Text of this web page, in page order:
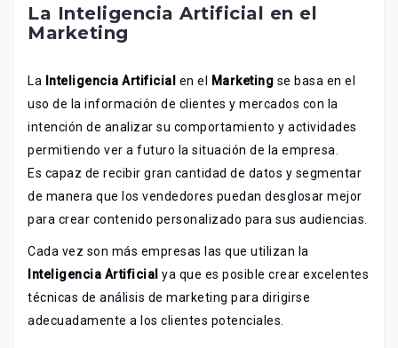
La Inteligencia Artificial en el
Marketing
La Inteligencia Artificial en el Marketing se basa en el
uso de la información de clientes y mercados con la
intención de analizar su comportamiento y actividades
permitiendo ver a futuro la situación de la empresa.
Es capaz de recibir gran cantidad de datos y segmentar
de manera que los vendedores puedan desglosar mejor
para crear contenido personalizado para sus audiencias.
Cada vez son más empresas las que utilizan la
Inteligencia Artificial ya que es posible crear excelentes
técnicas de análisis de marketing para dirigirse
adecuadamente a los clientes potenciales.